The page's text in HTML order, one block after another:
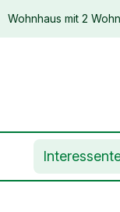
Wohnhaus mit 2